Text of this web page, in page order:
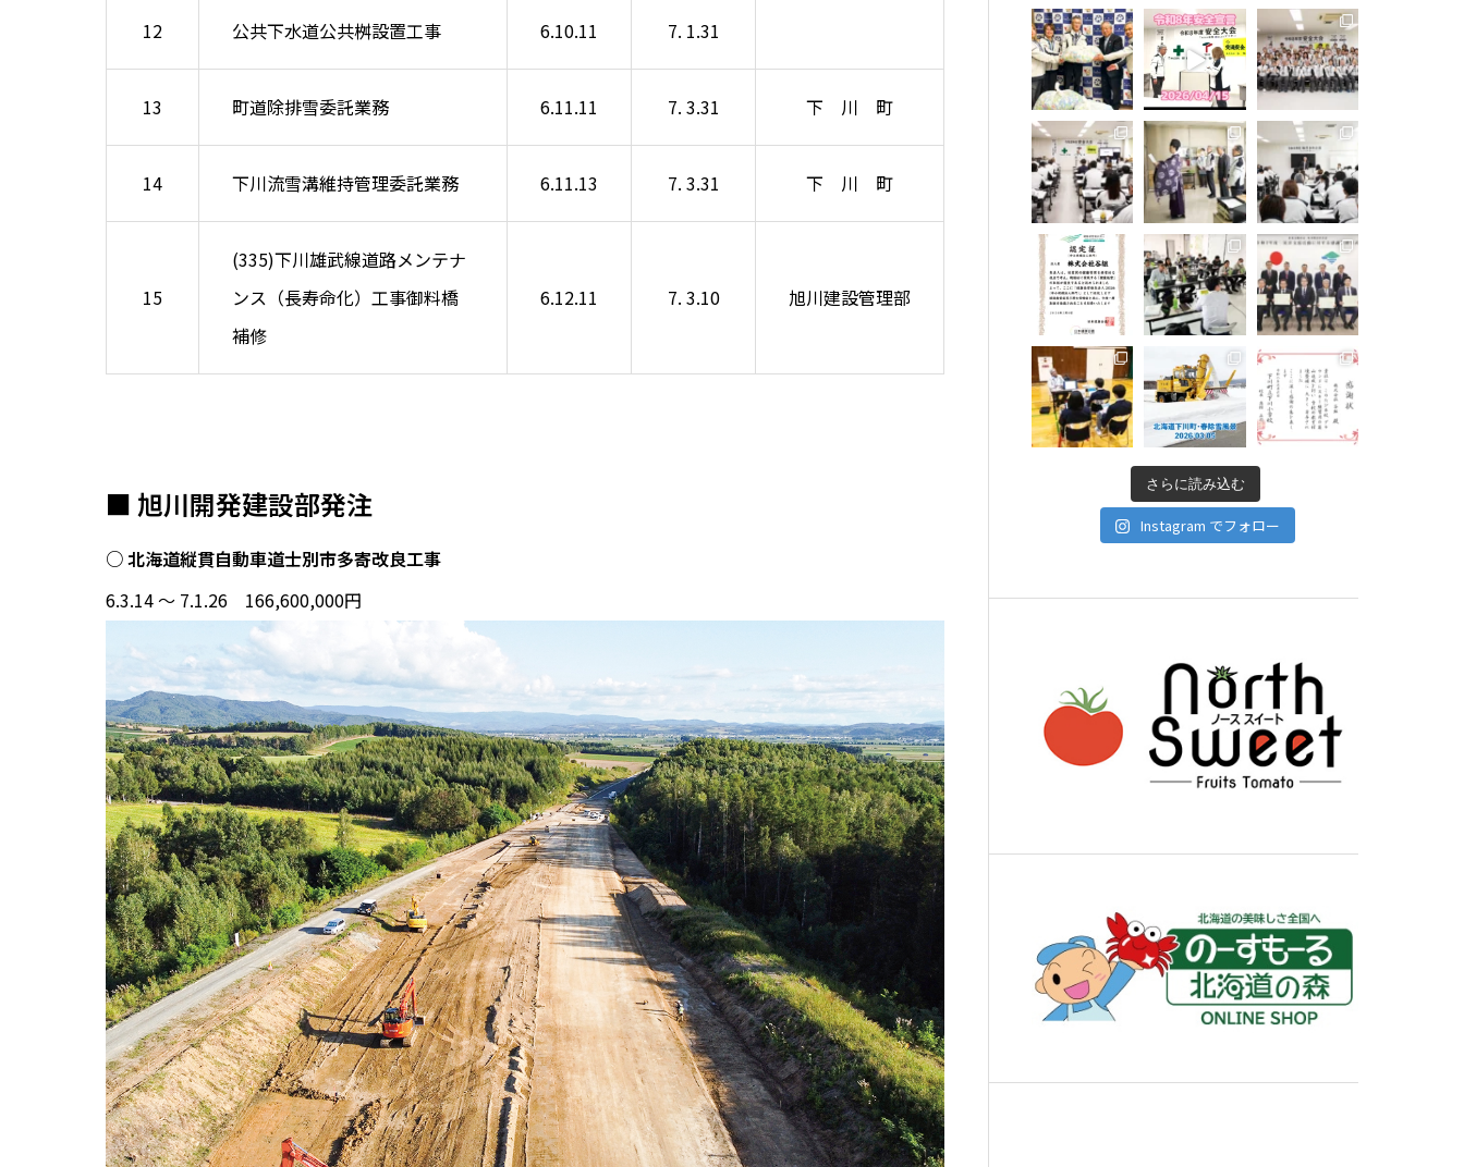
12 公共下水道公共桝設置工事 6.10.11 7. 1.31
13 町道除排雪委託業務 6.11.11 7. 3.31 下 川 町
14 下川流雪溝維持管理委託業務 6.11.13 7. 3.31 下 川 町
15
(335)下川雄武線道路メンテナ
ンス（長寿命化）工事御料橋
補修
6.12.11 7. 3.10 旭川建設管理部
■ 旭川開発建設部発注
○ 北海道縦貫自動車道士別市多寄改良工事
6.3.14 ～ 7.1.26 166,600,000円
さらに読み込む
Instagram でフォロー